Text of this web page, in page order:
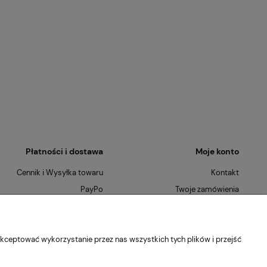
Płatności i dostawa
Cennik i Wysyłka towaru
PayPo
Moje konto
Kontakt
Twoje zamówienia
O nas
wykorzystanie przez nas wszystkich tych plików i przejść